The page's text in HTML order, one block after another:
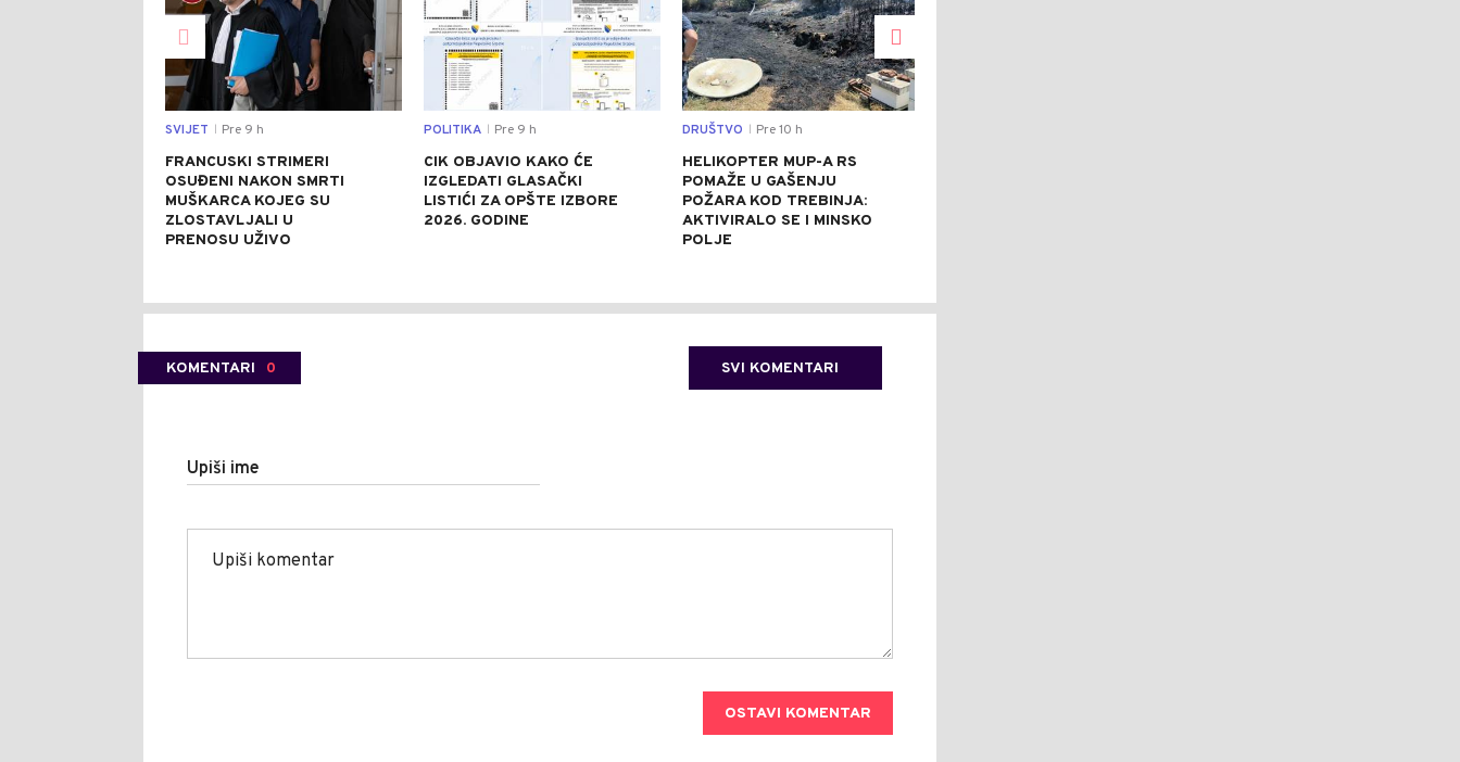
SVIJET Pre 9 h
FRANCUSKI STRIMERI
OSUĐENI NAKON SMRTI
MUŠKARCA KOJEG SU
ZLOSTAVLJALI U
PRENOSU UŽIVO
POLITIKA Pre 9 h
CIK OBJAVIO KAKO ĆE
IZGLEDATI GLASAČKI
LISTIĆI ZA OPŠTE IZBORE
2026. GODINE
DRUŠTVO Pre 10 h
HELIKOPTER MUP-A RS
POMAŽE U GAŠENJU
POŽARA KOD TREBINJA:
AKTIVIRALO SE I MINSKO
POLJE
KOMENTARI 0 SVI KOMENTARI
Upiši ime
OSTAVI KOMENTAR